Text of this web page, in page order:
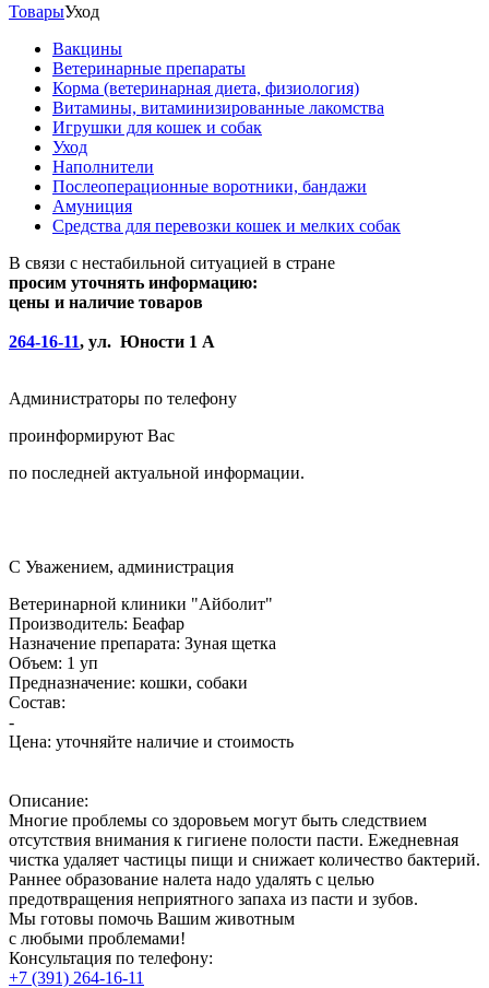
ТоварыУход
Вакцины
Ветеринарные препараты
Корма (ветеринарная диета, физиология)
Витамины, витаминизированные лакомства
Игрушки для кошек и собак
Уход
Наполнители
Послеоперационные воротники, бандажи
Амуниция
Средства для перевозки кошек и мелких собак
В связи с нестабильной ситуацией в стране
просим уточнять информацию:
цены и наличие товаров
264-16-11, ул. Юности 1 А
Администраторы по телефону
проинформируют Вас
по последней актуальной информации.
С Уважением, администрация
Ветеринарной клиники "Айболит"
Производитель: Беафар
Назначение препарата: Зуная щетка
Объем: 1 уп
Предназначение: кошки, собаки
Состав:
-
Цена: уточняйте наличие и стоимость
Описание:
Многие проблемы со здоровьем могут быть следствием
отсутствия внимания к гигиене полости пасти. Ежедневная
чистка удаляет частицы пищи и снижает количество бактерий.
Раннее образование налета надо удалять с целью
предотвращения неприятного запаха из пасти и зубов.
Мы готовы помочь Вашим животным
с любыми проблемами!
Консультация по телефону:
+7 (391) 264-16-11